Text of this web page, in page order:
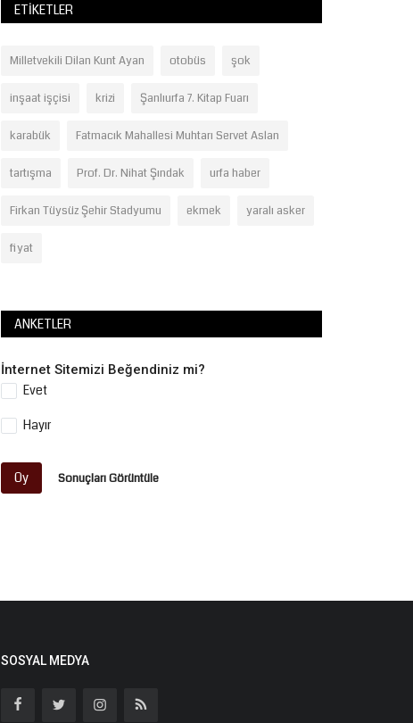
ETIKETLER
Milletvekili Dilan Kunt Ayan otobüs şok
inşaat işçisi krizi Şanlıurfa 7. Kitap Fuarı
karabük Fatmacık Mahallesi Muhtarı Servet Aslan
tartışma Prof. Dr. Nihat Şındak urfa haber
Firkan Tüysüz Şehir Stadyumu ekmek yaralı asker
fiyat
ANKETLER
İnternet Sitemizi Beğendiniz mi?
Evet
Hayır
Oy Sonuçları Görüntüle
SOSYAL MEDYA